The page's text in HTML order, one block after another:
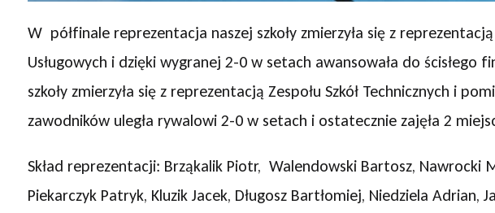
W półfinale reprezentacja naszej szkoły zmierzyła się z reprezentacją
Usługowych i dzięki wygranej 2-0 w setach awansowała do ścisłego
szkoły zmierzyła się z reprezentacją Zespołu Szkół Technicznych i
zawodników uległa rywalowi 2-0 w setach i ostatecznie zajęła 2
Skład reprezentacji: Brząkalik Piotr, Walendowski Bartosz, Nawrocki
Piekarczyk Patryk, Kluzik Jacek, Długosz Bartłomiej, Niedziela Adrian,